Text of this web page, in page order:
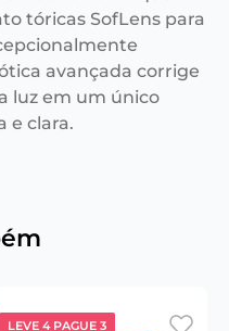
tóricas SofLens para
avançada corrige
luz em um único
e clara.
LEVE 4 PAGUE 3